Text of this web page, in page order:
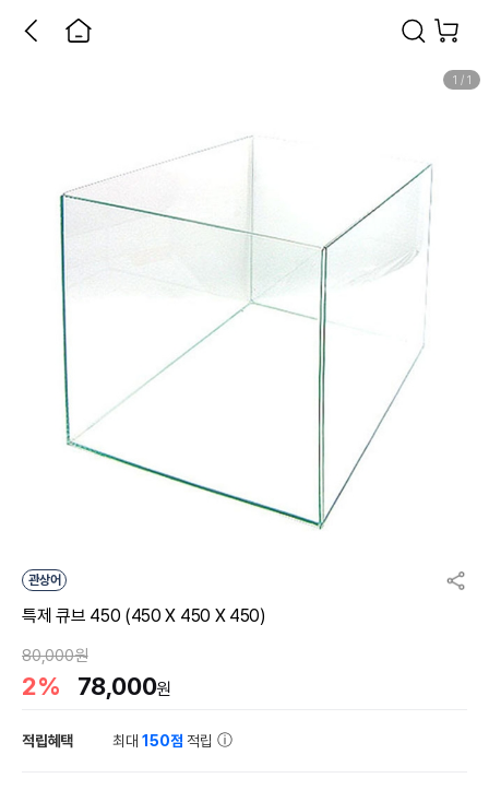
1 / 1
관상어
특제 큐브 450 (450 X 450 X 450)
80,000원
2% 78,000원
적립혜택 최대150점 적립